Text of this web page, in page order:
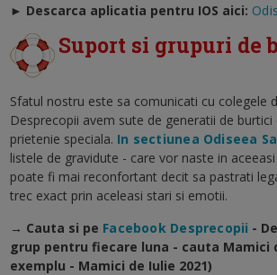
► Descarca aplicatia pentru IOS aici:
Suport si grupuri de
Sfatul nostru este sa comunicati cu colegele
Desprecopii avem sute de generatii de
prietenie speciala. In sectiunea Odiseea
listele de gravidute - care vor naste in
poate fi mai reconfortant decit sa pastrati
trec exact prin aceleasi stari si emotii.
→ Cauta si pe Facebook Desprecopii -
grup pentru fiecare luna - cauta Mamici
exemplu - Mamici de Iulie 2021)